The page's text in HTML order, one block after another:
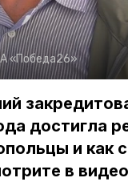
«Победа26»
достигла
и как
в